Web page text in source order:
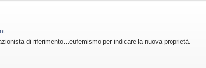
di riferimento…eufemismo per indicare la nuova proprietà.